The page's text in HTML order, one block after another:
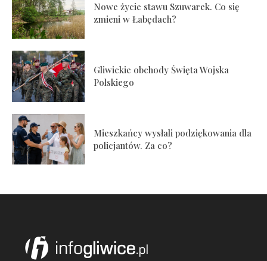
Nowe życie stawu Szuwarek. Co się
zmieni w Łabędach?
Gliwickie obchody Święta Wojska
Polskiego
Mieszkańcy wysłali podziękowania dla
policjantów. Za co?